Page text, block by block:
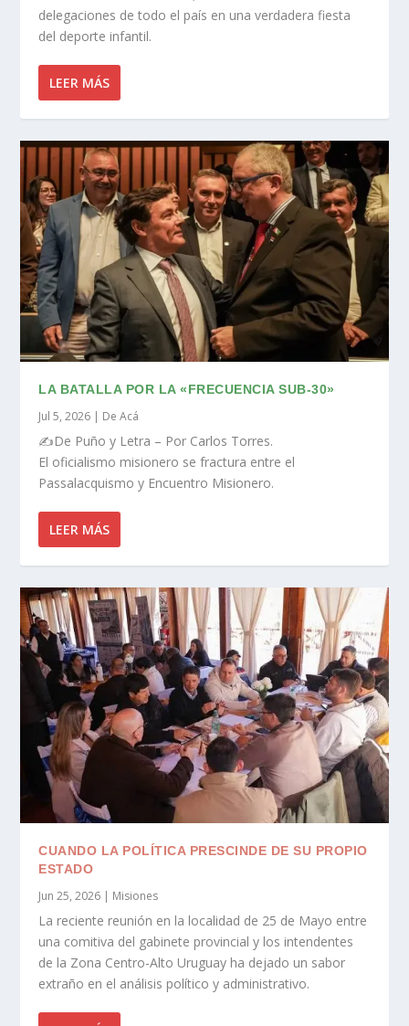
delegaciones de todo el país en una verdadera fiesta
del deporte infantil.
LEER MÁS
LA BATALLA POR LA «FRECUENCIA SUB-30»
Jul 5, 2026 | De Acá
✍️De Puño y Letra – Por Carlos Torres.
El oficialismo misionero se fractura entre el
Passalacquismo y Encuentro Misionero.
LEER MÁS
CUANDO LA POLÍTICA PRESCINDE DE SU PROPIO
ESTADO
Jun 25, 2026 | Misiones
La reciente reunión en la localidad de 25 de Mayo entre
una comitiva del gabinete provincial y los intendentes
de la Zona Centro-Alto Uruguay ha dejado un sabor
extraño en el análisis político y administrativo.